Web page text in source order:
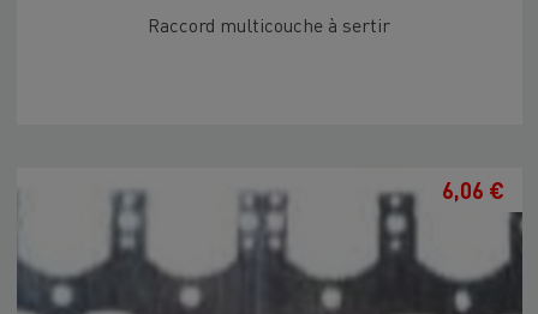
Raccord multicouche à sertir
6,06 €